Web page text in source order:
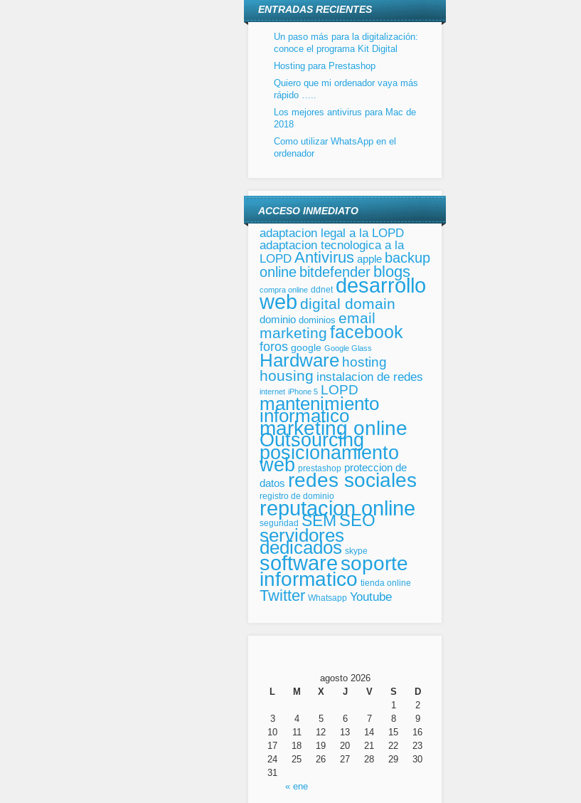
ENTRADAS RECIENTES
Un paso más para la digitalización:
conoce el programa Kit Digital
Hosting para Prestashop
Quiero que mi ordenador vaya más
rápido …..
Los mejores antivirus para Mac de
2018
Como utilizar WhatsApp en el
ordenador
ACCESO INMEDIATO
adaptacion legal a la LOPD
adaptacion tecnologica a la
LOPD Antivirus apple backup
online bitdefender blogs
compra online ddnet desarrollo
web digital domain
dominio dominios email
marketing facebook
foros google Google Glass
Hardware hosting
housing instalacion de redes
internet iPhone 5 LOPD
mantenimiento
informatico
marketing online
Outsourcing
posicionamiento
web prestashop proteccion de
datos redes sociales
registro de dominio
reputacion online
seguridad SEMSEO
servidores
dedicados skype
softwaresoporte
informatico tienda online
Twitter Whatsapp Youtube
agosto 2026
L
M X J V S D
« ene
1
2
3
4 5 6 7 8
9
10
11 12 13 14 15
16
17
18 19 20 21 22
23
24
25 26 27 28 29
30
31